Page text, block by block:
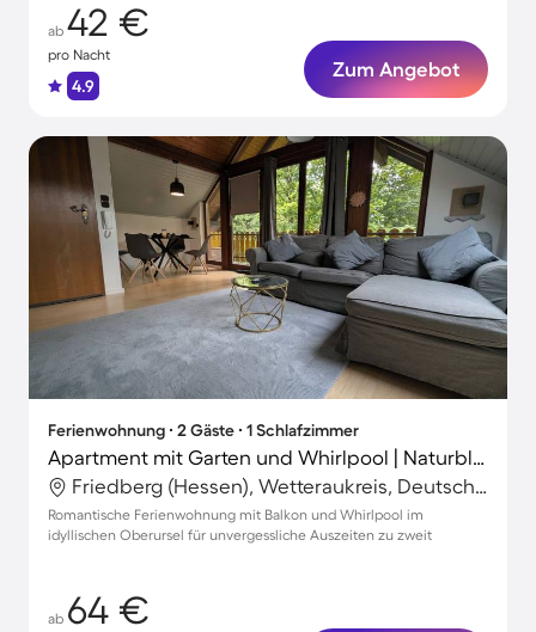
ab 42 €
pro Nacht
4.9
Zum Angebot
Ferienwohnung ∙ 2 Gäste ∙ 1 Schlafzimmer
Apartment mit Garten und Whirlpool | Naturblick | Ideal für Homeoffice
Friedberg (Hessen), Wetteraukreis, Deutschland
Romantische Ferienwohnung mit Balkon und Whirlpool im
idyllischen Oberursel für unvergessliche Auszeiten zu zweit
ab 64 €